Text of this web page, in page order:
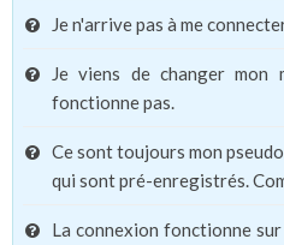
Je n'arrive pas à me
Je viens de changer mon
fonctionne pas.
Ce sont toujours mon
qui sont pré-enregistrés.
La connexion fonctionne